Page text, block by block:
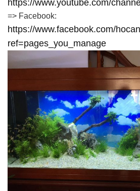
https://www.youtube.com/
=> Facebook:
https://www.facebook.com/
ref=pages_you_manage